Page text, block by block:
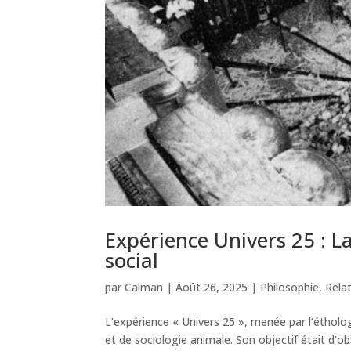
Expérience Univers 25 :
social
parCaiman |Août 26, 2025 | Philosophie,
L’expérience « Univers 25 », menée par
et de sociologie animale. Son objectif était